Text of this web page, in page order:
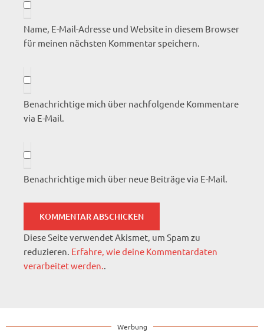
Name, E-Mail-Adresse und Website in diesem Browser
für meinen nächsten Kommentar speichern.
Benachrichtige mich über nachfolgende Kommentare
via E-Mail.
Benachrichtige mich über neue Beiträge via E-Mail.
Diese Seite verwendet Akismet, um Spam zu
reduzieren. Erfahre, wie deine Kommentardaten
verarbeitet werden..
Werbung